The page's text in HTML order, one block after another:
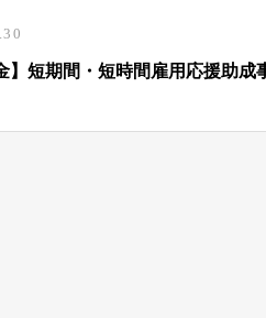
】短期間・短時間雇用応援助